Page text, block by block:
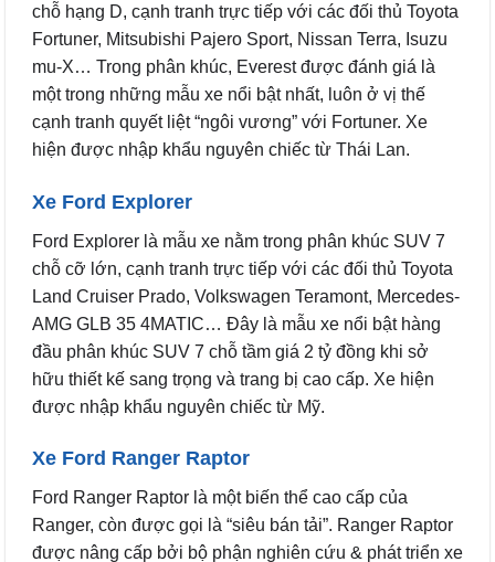
chỗ hạng D, cạnh tranh trực tiếp với các đối thủ Toyota
Fortuner, Mitsubishi Pajero Sport, Nissan Terra, Isuzu
mu-X… Trong phân khúc, Everest được đánh giá là
một trong những mẫu xe nổi bật nhất, luôn ở vị thế
cạnh tranh quyết liệt “ngôi vương” với Fortuner. Xe
hiện được nhập khẩu nguyên chiếc từ Thái Lan.
Xe Ford Explorer
Ford Explorer là mẫu xe nằm trong phân khúc SUV 7
chỗ cỡ lớn, cạnh tranh trực tiếp với các đối thủ Toyota
Land Cruiser Prado, Volkswagen Teramont, Mercedes-
AMG GLB 35 4MATIC… Đây là mẫu xe nổi bật hàng
đầu phân khúc SUV 7 chỗ tầm giá 2 tỷ đồng khi sở
hữu thiết kế sang trọng và trang bị cao cấp. Xe hiện
được nhập khẩu nguyên chiếc từ Mỹ.
Xe Ford Ranger Raptor
Ford Ranger Raptor là một biến thể cao cấp của
Ranger, còn được gọi là “siêu bán tải”. Ranger Raptor
được nâng cấp bởi bộ phận nghiên cứu & phát triển xe